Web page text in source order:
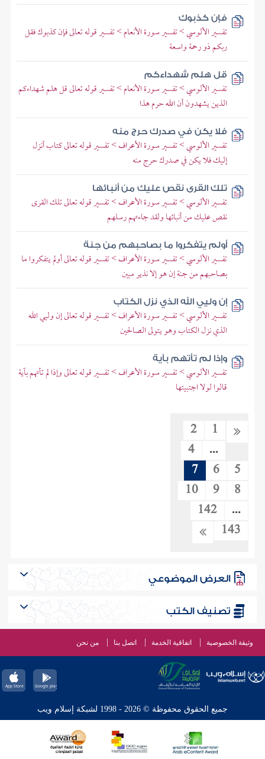
فإن كذبوك
تفسير الألوسي > تفسير سورة الأنعام > تفسير قوله تعالى فإن كذبوك فقل
ربكم ذو رحمة واسعة
قل هلم شهداءكم
تفسير الألوسي > تفسير سورة الأنعام > تفسير قوله تعالى قل هلم شهداءكم
الذين يشهدون أن الله حرم هذا
فلا يكن في صدرك حرج منه
تفسير الألوسي > تفسير سورة الأعراف > تفسير قوله تعالى كتاب أنزل
إليك فلا يكن في صدرك حرج منه
تلك القرى نقص عليك من أنبائها
تفسير الألوسي > تفسير سورة الأعراف > تفسير قوله تعالى تلك القرى
نقص عليك من أنبائها ولقد جاءتهم رسلهم
أولم يتفكروا ما بصاحبهم من جنة
تفسير الألوسي > تفسير سورة الأعراف > تفسير قوله تعالى أولم يتفكروا ما
بصاحبهم من جنة إن هو إلا نذير مبين
إن وليي الله الذي نزل الكتاب
تفسير الألوسي > تفسير سورة الأعراف > تفسير قوله تعالى إن وليي الله
الذي نزل الكتاب وهو يتولى الصالحين
وإذا لم تأتهم بآية
تفسير الألوسي > تفسير سورة الأعراف > تفسير قوله تعالى وإذا لم تأتهم بآية
قالوا لولا اجتبيتها
1
2
...
4
5
6
7
8
9
10
...
142
143
العرض الموضوعي
تصنيف الكتب
وثيقة الخصوصية اتفاقية الخدمة اتصل بنا من نحن
جميع الحقوق محفوظة © 2026 - 1998 لشبكة إسلام ويب